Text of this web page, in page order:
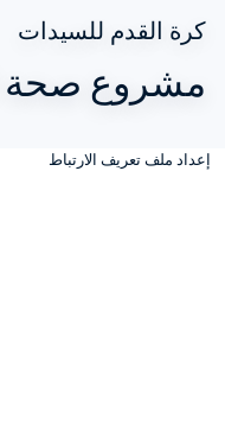
كرة القدم للسيدات
مشروع صحة
إعداد ملف تعريف الارتباط